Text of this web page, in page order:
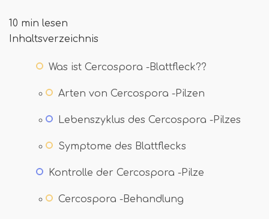
10 min lesen
Inhaltsverzeichnis
Was ist Cercospora -Blattfleck??
Arten von Cercospora -Pilzen
Lebenszyklus des Cercospora -Pilzes
Symptome des Blattflecks
Kontrolle der Cercospora -Pilze
Cercospora -Behandlung